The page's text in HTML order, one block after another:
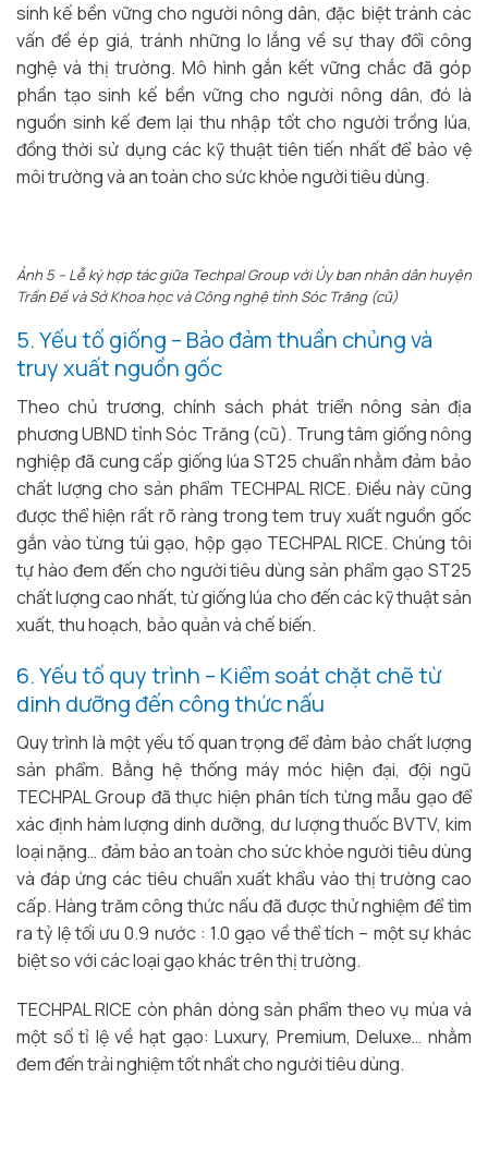
sinh kế bền vững cho người nông dân, đặc biệt tránh các
vấn đề ép giá, tránh những lo lắng về sự thay đổi công
nghệ và thị trường. Mô hình gắn kết vững chắc đã góp
phần tạo sinh kế bền vững cho người nông dân, đó là
nguồn sinh kế đem lại thu nhập tốt cho người trồng lúa,
đồng thời sử dụng các kỹ thuật tiên tiến nhất để bảo vệ
môi trường và an toàn cho sức khỏe người tiêu dùng.
Ảnh 5 – Lễ ký hợp tác giữa Techpal Group với Ủy ban nhân dân huyện
Trần Đề và Sở Khoa học và Công nghệ tỉnh Sóc Trăng (cũ)
5. Yếu tố giống – Bảo đảm thuần chủng và
truy xuất nguồn gốc
Theo chủ trương, chính sách phát triển nông sản địa
phương UBND tỉnh Sóc Trăng (cũ). Trung tâm giống nông
nghiệp đã cung cấp giống lúa ST25 chuẩn nhằm đảm bảo
chất lượng cho sản phẩm TECHPAL RICE. Điều này cũng
được thể hiện rất rõ ràng trong tem truy xuất nguồn gốc
gắn vào từng túi gạo, hộp gạo TECHPAL RICE. Chúng tôi
tự hào đem đến cho người tiêu dùng sản phẩm gạo ST25
chất lượng cao nhất, từ giống lúa cho đến các kỹ thuật sản
xuất, thu hoạch, bảo quản và chế biến.
6. Yếu tố quy trình – Kiểm soát chặt chẽ từ
dinh dưỡng đến công thức nấu
Quy trình là một yếu tố quan trọng để đảm bảo chất lượng
sản phẩm. Bằng hệ thống máy móc hiện đại, đội ngũ
TECHPAL Group đã thực hiện phân tích từng mẫu gạo để
xác định hàm lượng dinh dưỡng, dư lượng thuốc BVTV, kim
loại nặng… đảm bảo an toàn cho sức khỏe người tiêu dùng
và đáp ứng các tiêu chuẩn xuất khẩu vào thị trường cao
cấp. Hàng trăm công thức nấu đã được thử nghiệm để tìm
ra tỷ lệ tối ưu 0.9 nước : 1.0 gạo về thể tích – một sự khác
biệt so với các loại gạo khác trên thị trường.
TECHPAL RICE còn phân dòng sản phẩm theo vụ mùa và
một số tỉ lệ về hạt gạo: Luxury, Premium, Deluxe… nhằm
đem đến trải nghiệm tốt nhất cho người tiêu dùng.